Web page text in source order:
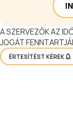
A SZERVEZŐK AZ
JOGÁT
ÉRTESÍTÉST KÉREK